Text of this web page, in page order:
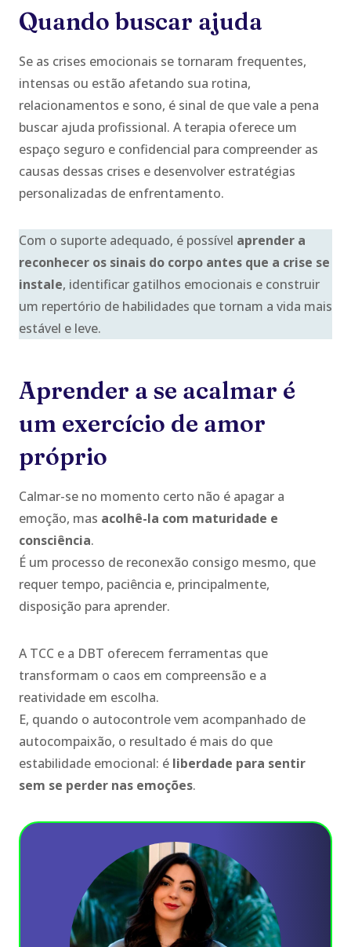
Quando buscar ajuda
Se as crises emocionais se tornaram frequentes,
intensas ou estão afetando sua rotina,
relacionamentos e sono, é sinal de que vale a pena
buscar ajuda profissional. A terapia oferece um
espaço seguro e confidencial para compreender as
causas dessas crises e desenvolver estratégias
personalizadas de enfrentamento.
Com o suporte adequado, é possível aprender a
reconhecer os sinais do corpo antes que a crise se
instale, identificar gatilhos emocionais e construir
um repertório de habilidades que tornam a vida mais
estável e leve.
Aprender a se acalmar é
um exercício de amor
próprio
Calmar-se no momento certo não é apagar a
emoção, mas acolhê-la com maturidade e
consciência.
É um processo de reconexão consigo mesmo, que
requer tempo, paciência e, principalmente,
disposição para aprender.
A TCC e a DBT oferecem ferramentas que
transformam o caos em compreensão e a
reatividade em escolha.
E, quando o autocontrole vem acompanhado de
autocompaixão, o resultado é mais do que
estabilidade emocional: é liberdade para sentir
sem se perder nas emoções.